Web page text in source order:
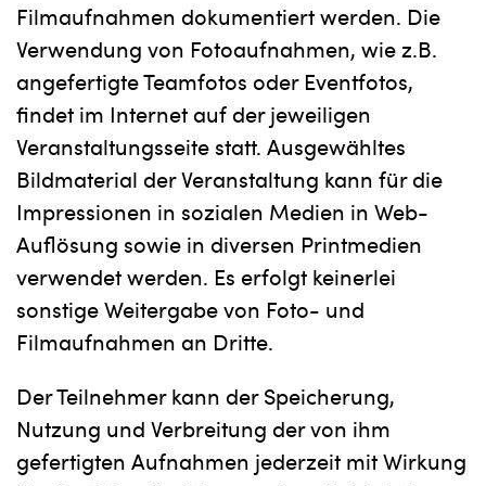
Filmaufnahmen dokumentiert werden. Die
Verwendung von Fotoaufnahmen, wie z.B.
angefertigte Teamfotos oder Eventfotos,
findet im Internet auf der jeweiligen
Veranstaltungsseite statt. Ausgewähltes
Bildmaterial der Veranstaltung kann für die
Impressionen in sozialen Medien in Web-
Auflösung sowie in diversen Printmedien
verwendet werden. Es erfolgt keinerlei
sonstige Weitergabe von Foto- und
Filmaufnahmen an Dritte.
Der Teilnehmer kann der Speicherung,
Nutzung und Verbreitung der von ihm
gefertigten Aufnahmen jederzeit mit Wirkung